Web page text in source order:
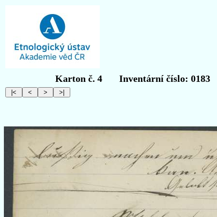
Karton č. 4 Inventární číslo: 0183